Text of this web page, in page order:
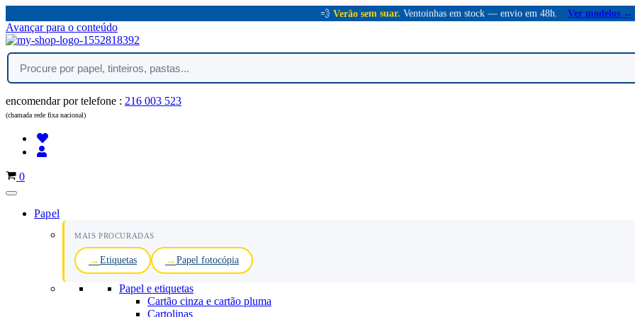
💨 Verão sem suar. Ventoinhas em stock — envio em 48h. Ver modelos →
Avançar para o conteúdo
encomendar por telefone : 216 003 523
(chamada rede fixa nacional)
Carrinho
0
Papel
MAIS PROCURADAS
Etiquetas Papel fotocópia
Papel e etiquetas
Cartão cinza e cartão pluma
Cartolinas